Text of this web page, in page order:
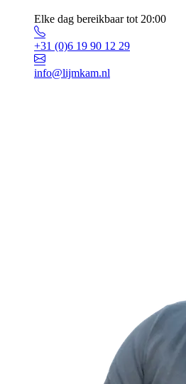
Elke dag bereikbaar tot 20:00
+31 (0)6 19 90 12 29
info@lijmkam.nl